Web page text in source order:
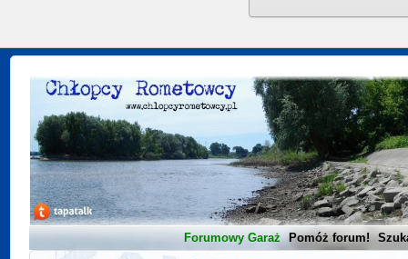
Forumowy Garaż Pomóż forum!